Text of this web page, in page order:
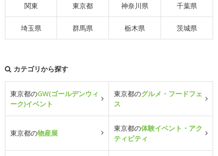
関東 東京都 神奈川県 千葉県
埼玉県 群馬県 栃木県 茨城県
カテゴリから探す
東京都のGW(ゴールデンウィ
ーク)イベント
東京都のグルメ・フードフェ
ス
東京都の物産展
東京都の体験イベント・アク
ティビティ